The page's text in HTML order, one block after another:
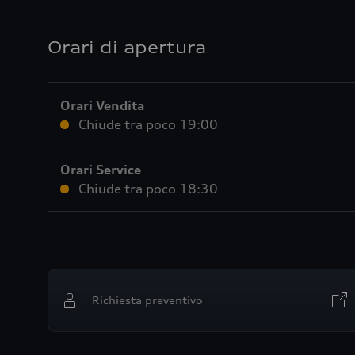
Orari di apertura
Orari Vendita
Chiude tra poco 19:00
Orari Service
Chiude tra poco 18:30
Richiesta preventivo